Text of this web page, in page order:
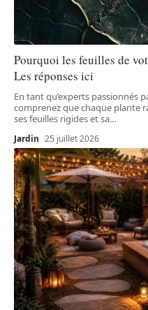
Pourquoi les feuilles de
Les réponses ici
En tant qu’experts passionnés
comprenez que chaque plante
ses feuilles rigides et sa…
Jardin 25 juillet 2026